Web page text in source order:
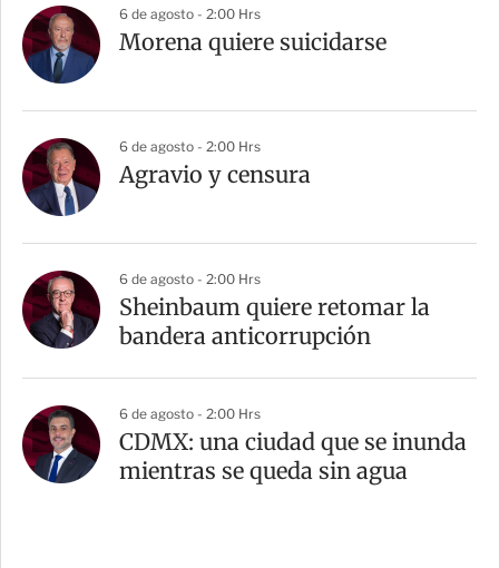
6 de agosto - 2:00 Hrs
Morena quiere suicidarse
6 de agosto - 2:00 Hrs
Agravio y censura
6 de agosto - 2:00 Hrs
Sheinbaum quiere retomar la
bandera anticorrupción
6 de agosto - 2:00 Hrs
CDMX: una ciudad que se inunda
mientras se queda sin agua